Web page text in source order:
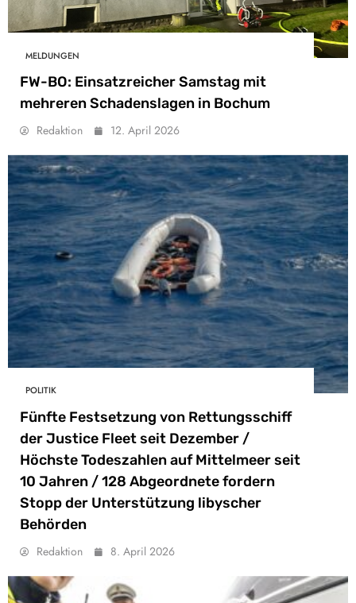
MELDUNGEN
FW-BO: Einsatzreicher Samstag mit
mehreren Schadenslagen in Bochum
Redaktion 12. April 2026
POLITIK
Fünfte Festsetzung von Rettungsschiff
der Justice Fleet seit Dezember /
Höchste Todeszahlen auf Mittelmeer seit
10 Jahren / 128 Abgeordnete fordern
Stopp der Unterstützung libyscher
Behörden
Redaktion 8. April 2026